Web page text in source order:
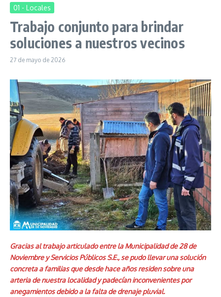
01 - Locales
Trabajo conjunto para brindar
soluciones a nuestros vecinos
27 de mayo de 2026
Gracias al trabajo articulado entre la Municipalidad de 28 de
Noviembre y Servicios Públicos S.E., se pudo llevar una solución
concreta a familias que desde hace años residen sobre una
arteria de nuestra localidad y padecían inconvenientes por
anegamientos debido a la falta de drenaje pluvial.